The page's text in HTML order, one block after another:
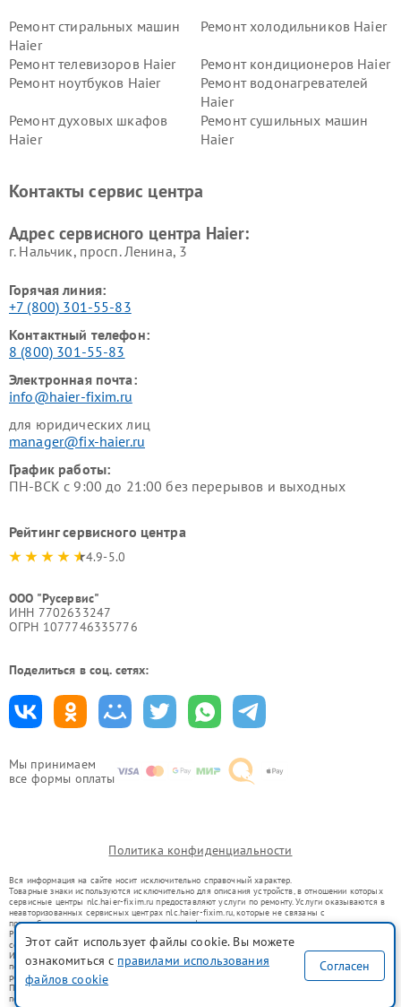
Мы принимаем
все формы оплаты
Ремонт стиральных машин
Haier
Ремонт холодильников Haier
Ремонт телевизоров Haier
Ремонт кондиционеров Haier
Ремонт ноутбуков Haier
Ремонт водонагревателей
Haier
Ремонт духовых шкафов
Haier
Ремонт сушильных машин
Haier
Ремонт роботов-пылесосов
Ремонт посудомоечных
Контакты сервис центра
Адрес сервисного центра Haier:
г. Нальчик, просп. Ленина, 3
Горячая линия:
+7 (800) 301-55-83
Контактный телефон:
8 (800) 301-55-83
Электронная почта:
info@haier-fixim.ru
для юридических лиц
manager@fix-haier.ru
График работы:
ПН-ВСК с 9:00 до 21:00 без перерывов и выходных
Рейтинг сервисного центра
4.9-5.0
ООО "Русервис"
ИНН 7702633247
ОГРН 1077746335776
Поделиться в соц. сетях:
Политика конфиденциальности
Вся информация на сайте носит исключительно справочный характер.
Товарные знаки используются исключительно для описания устройств, в отношении которых
сервисные центры nlc.haier-fixim.ru предоставляют услуги по ремонту. Услуги оказываются в
неавторизованных сервисных центрах nlc.haier-fixim.ru, которые не связаны с
правообладателями товарных знаков или их официальными представителями.
Ремонт осуществляется для устройств, уже введенных в гражданский оборот в соответствии
со статьей 1487 ГК РФ.
Использование товарных знаков не преследует цели индивидуализации услуг или введения
потребителей в заблуждение, а служит для информирования о предоставляемых услугах по
ремонту техники указанных брендов.
Представленная на сайте информация не является публичной офертой, определяемой
положениями Статьи 437(2) Гражданского кодекса РФ
Этот сайт использует файлы cookie. Вы можете
ознакомиться с правилами использования
файлов cookie
Согласен